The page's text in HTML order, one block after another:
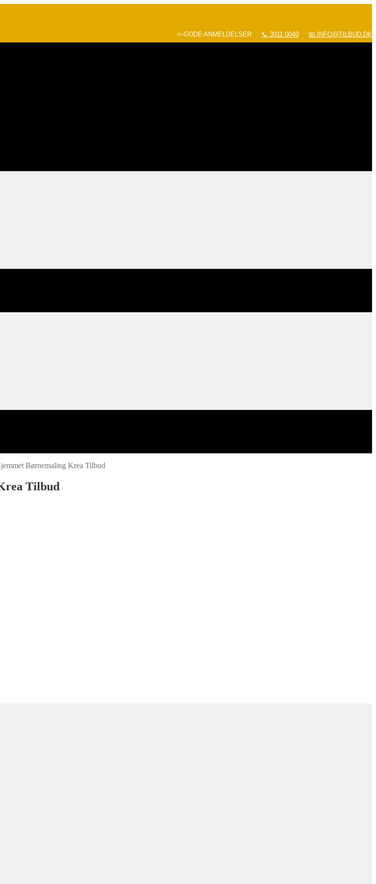
⭐-GODE ANMELDELSER 📞 3011 0040 📧 INFO@TILBUD.DK
Børnemaling Krea Tilbud
Tilbud